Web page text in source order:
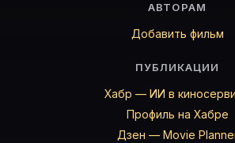
АВТОРАМ
Добавить фильм
ПУБЛИКАЦИИ
Хабр — ИИ в
Профиль на Хабре
Дзен — Movie